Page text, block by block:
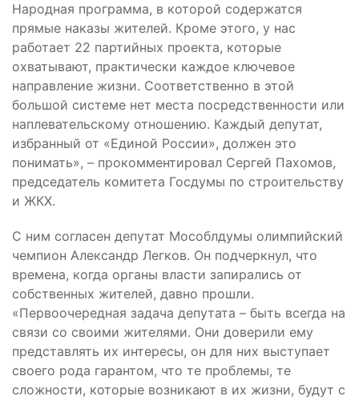
Народная программа, в которой содержатся
прямые наказы жителей. Кроме этого, у нас
работает 22 партийных проекта, которые
охватывают, практически каждое ключевое
направление жизни. Соответственно в этой
большой системе нет места посредственности или
наплевательскому отношению. Каждый депутат,
избранный от «Единой России», должен это
понимать», – прокомментировал Сергей Пахомов,
председатель комитета Госдумы по строительству
и ЖКХ.
С ним согласен депутат Мособлдумы олимпийский
чемпион Александр Легков. Он подчеркнул, что
времена, когда органы власти запирались от
собственных жителей, давно прошли.
«Первоочередная задача депутата – быть всегда на
связи со своими жителями. Они доверили ему
представлять их интересы, он для них выступает
своего рода гарантом, что те проблемы, те
сложности, которые возникают в их жизни, будут с